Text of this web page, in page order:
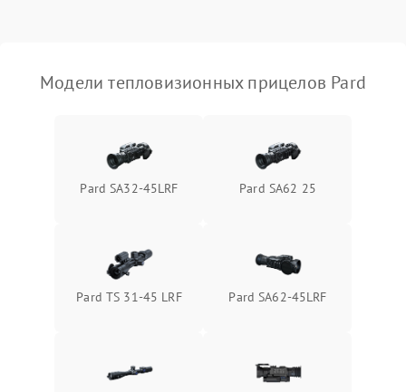
Неисправность системы
защиты от
Подробнее →
Неисправность системы
защиты от замыкания
Подробнее →
Поломка системы защиты
от перенапряжения
Подробнее →
Модели тепловизионных прицелов Pard
Pard SA32-45LRF Pard SA62 25
Pard TS 31-45 LRF Pard SA62-45LRF